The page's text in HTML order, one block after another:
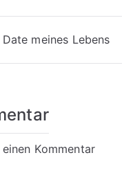
meines Lebens
Kommentar